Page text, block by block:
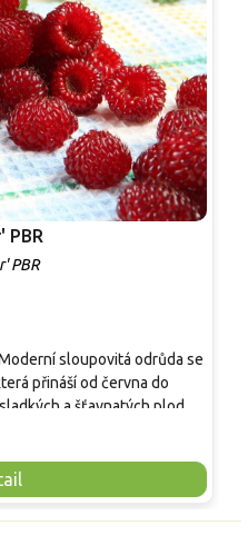
PBR
PBR
sloupovitá odrůda se
přináší od června do
a šťavnatých plodů.
habitus bez
vitalita z něj dělají